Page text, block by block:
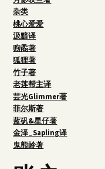
杂类
桃心爱爱
汲黯译
煦矞著
狐狸著
竹子著
老莲帮主译
芸光Glimmer著
菲尔斯著
蓝矾&星仔著
金泽_Sapling译
鬼熊岭著